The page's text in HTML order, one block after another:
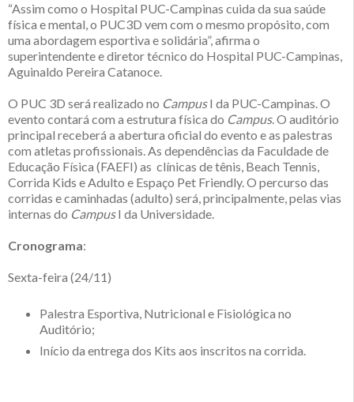
“Assim como o Hospital PUC-Campinas cuida da sua saúde
física e mental, o PUC3D vem com o mesmo propósito, com
uma abordagem esportiva e solidária”, afirma o
superintendente e diretor técnico do Hospital PUC-Campinas,
Aguinaldo Pereira Catanoce.
O PUC 3D será realizado no CampusI da PUC-Campinas. O
evento contará com a estrutura física do Campus. O auditório
principal receberá a abertura oficial do evento e as palestras
com atletas profissionais. As dependências da Faculdade de
Educação Física (FAEFI) as clínicas de tênis, Beach Tennis,
Corrida Kids e Adulto e Espaço Pet Friendly. O percurso das
corridas e caminhadas (adulto) será, principalmente, pelas vias
internas do CampusI da Universidade.
Cronograma:
Sexta-feira (24/11)
Palestra Esportiva, Nutricional e Fisiológica no
Auditório;
Início da entrega dos Kits aos inscritos na corrida.